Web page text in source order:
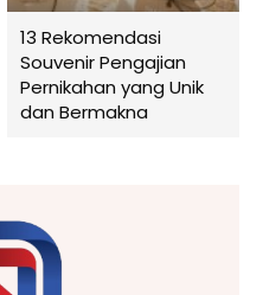
13 Rekomendasi
Souvenir Pengajian
Pernikahan yang Unik
dan Bermakna